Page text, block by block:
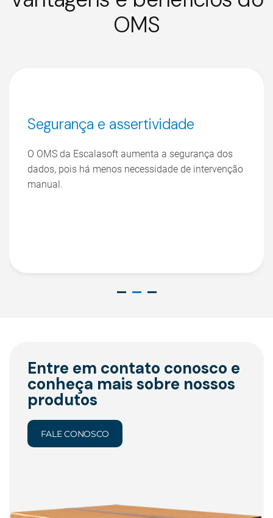
OMS
Segurança e assertividade
O OMS da Escalasoft aumenta a segurança dos
dados, pois há menos necessidade de intervenção
manual.
Entre em contato conosco e
conheça mais sobre nossos
produtos
FALE CONOSCO